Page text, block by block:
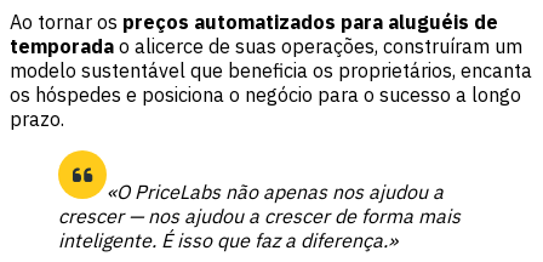
Ao tornar os preços automatizados para aluguéis de
temporada o alicerce de suas operações, construíram um
modelo sustentável que beneficia os proprietários, encanta
os hóspedes e posiciona o negócio para o sucesso a longo
prazo.
«O PriceLabs não apenas nos ajudou a
crescer — nos ajudou a crescer de forma mais
inteligente. É isso que faz a diferença.»